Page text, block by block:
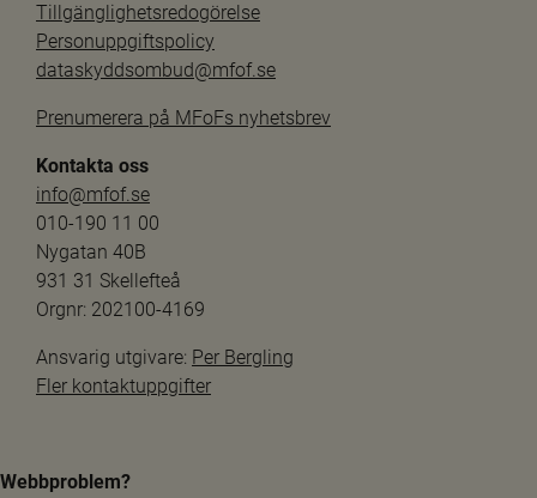
Tillgänglighetsredogörelse
Personuppgiftspolicy
dataskyddsombud@mfof.se
Prenumerera på MFoFs nyhetsbrev
Kontakta oss
info@mfof.se
010-190 11 00
Nygatan 40B
931 31 Skellefteå
Orgnr: 202100-4169
Ansvarig utgivare: Per Bergling
Fler kontaktuppgifter
Webbproblem?